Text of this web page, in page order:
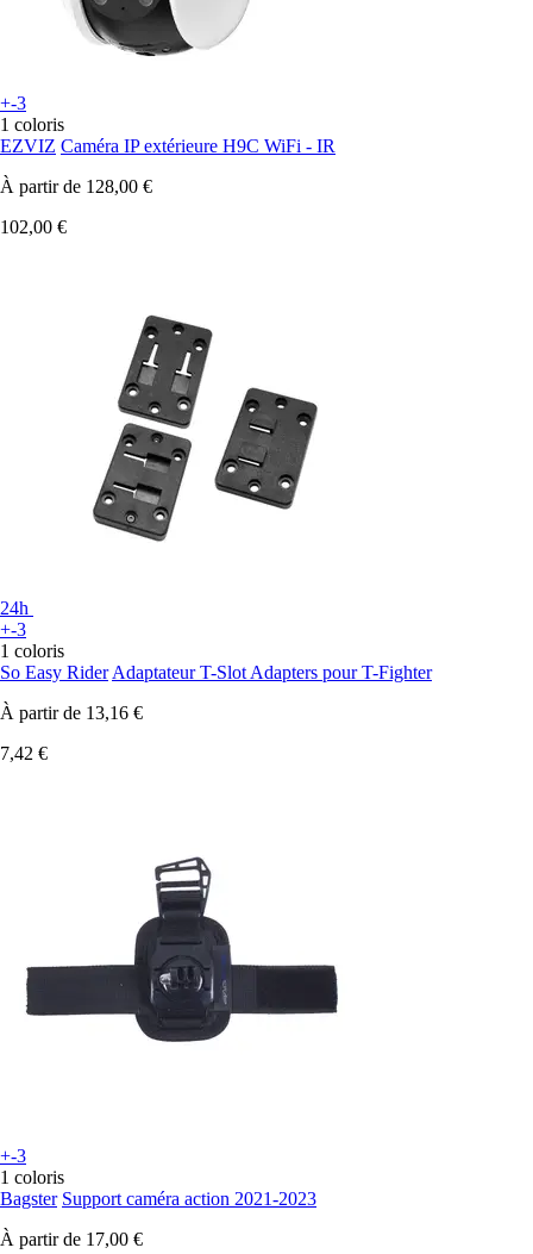
+-3
1 coloris
EZVIZ Caméra IP extérieure H9C WiFi - IR
À partir de 128,00 €
102,00 €
24h
+-3
1 coloris
So Easy Rider Adaptateur T-Slot Adapters pour T-Fighter
À partir de 13,16 €
7,42 €
+-3
1 coloris
Bagster Support caméra action 2021-2023
À partir de 17,00 €